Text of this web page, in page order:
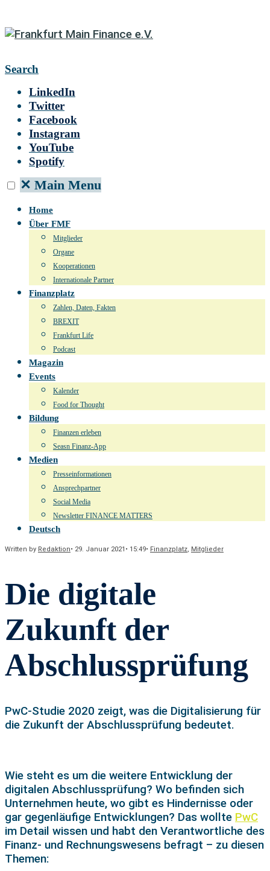
Search
LinkedIn
Twitter
Facebook
Instagram
YouTube
Spotify
✕ Main Menu
Home
Über FMF
Mitglieder
Organe
Kooperationen
Internationale Partner
Finanzplatz
Zahlen, Daten, Fakten
BREXIT
Frankfurt Life
Podcast
Magazin
Events
Kalender
Food for Thought
Bildung
Finanzen erleben
Seasn Finanz-App
Medien
Presseinformationen
Ansprechpartner
Social Media
Newsletter FINANCE MATTERS
Deutsch
Written by Redaktion• 29. Januar 2021 • 15:49• Finanzplatz, Mitglieder
Die digitale
Zukunft der
Abschlussprüfung
PwC-Studie 2020 zeigt, was die Digitalisierung für
die Zukunft der Abschlussprüfung bedeutet.
Wie steht es um die weitere Entwicklung der
digitalen Abschlussprüfung? Wo beﬁnden sich
Unternehmen heute, wo gibt es Hindernisse oder
gar gegenläuﬁge Entwicklungen? Das wollte PwC
im Detail wissen und habt den Verantwortliche des
Finanz- und Rechnungswesens befragt – zu diesen
Themen: